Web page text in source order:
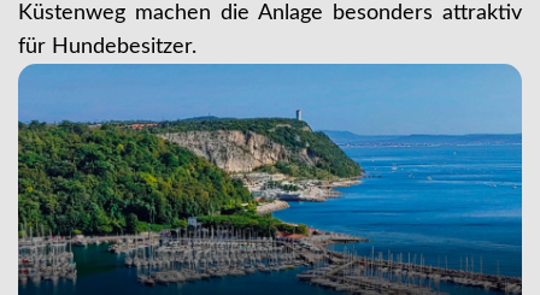
Küstenweg machen die Anlage besonders attraktiv
für Hundebesitzer.